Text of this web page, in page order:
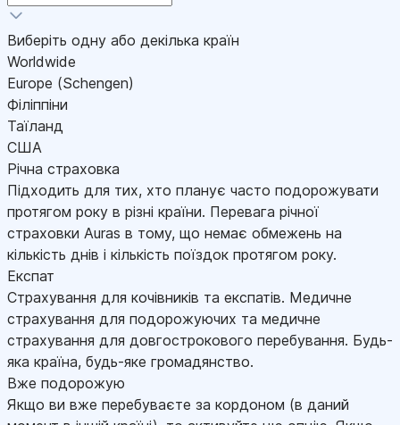
Виберіть одну або декілька країн
Worldwide
Europe (Schengen)
Філіппіни
Таїланд
США
Річна страховка
Підходить для тих, хто планує часто подорожувати
протягом року в різні країни. Перевага річної
страховки Auras в тому, що немає обмежень на
кількість днів і кількість поїздок протягом року.
Експат
Страхування для кочівників та експатів. Медичне
страхування для подорожуючих та медичне
страхування для довгострокового перебування. Будь-
яка країна, будь-яке громадянство.
Вже подорожую
Якщо ви вже перебуваєте за кордоном (в даний